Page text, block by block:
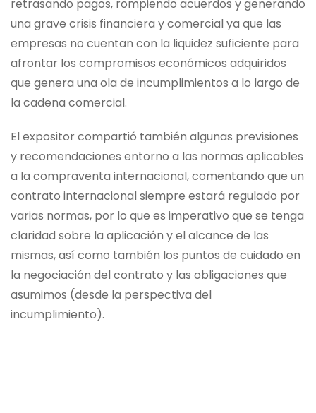
retrasando pagos, rompiendo acuerdos y generando
una grave crisis financiera y comercial ya que las
empresas no cuentan con la liquidez suficiente para
afrontar los compromisos económicos adquiridos
que genera una ola de incumplimientos a lo largo de
la cadena comercial.
El expositor compartió también algunas previsiones
y recomendaciones entorno a las normas aplicables
a la compraventa internacional, comentando que un
contrato internacional siempre estará regulado por
varias normas, por lo que es imperativo que se tenga
claridad sobre la aplicación y el alcance de las
mismas, así como también los puntos de cuidado en
la negociación del contrato y las obligaciones que
asumimos (desde la perspectiva del
incumplimiento).